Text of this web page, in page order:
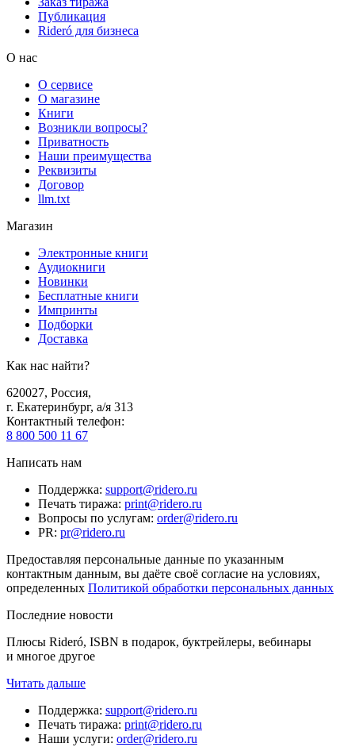
Публикация
Rideró для бизнеса
О нас
О сервисе
О магазине
Книги
Возникли вопросы?
Приватность
Наши преимущества
Реквизиты
Договор
llm.txt
Магазин
Электронные книги
Аудиокниги
Новинки
Бесплатные книги
Импринты
Подборки
Доставка
Как нас найти?
620027, Россия,
г. Екатеринбург, а/я 313
Контактный телефон:
8 800 500 11 67
Написать нам
Поддержка: support@ridero.ru
Печать тиража: print@ridero.ru
Вопросы по услугам: order@ridero.ru
PR: pr@ridero.ru
Предоставляя персональные данные по указанным
контактным данным, вы даёте своё согласие на условиях,
определенных Политикой обработки персональных данных
Последние новости
Плюсы Rideró, ISBN в подарок, буктрейлеры, вебинары
и многое другое
Читать дальше
Поддержка: support@ridero.ru
Печать тиража: print@ridero.ru
Наши услуги: order@ridero.ru